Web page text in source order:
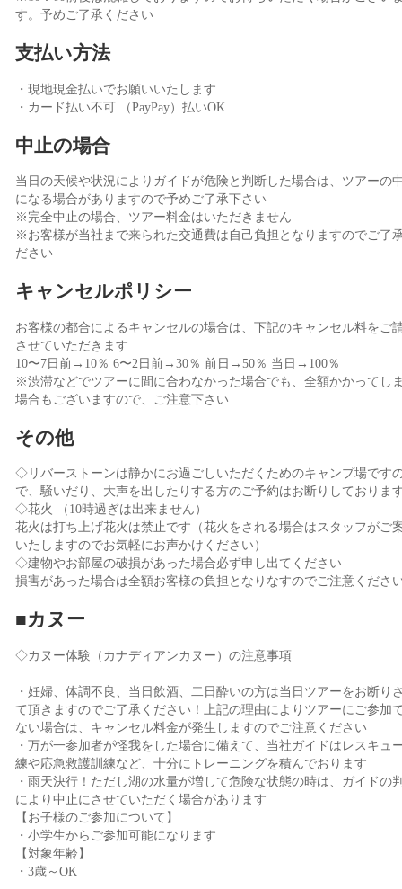
す。予めご了承ください
支払い方法
・現地現金払いでお願いいたします
・カード払い不可 （PayPay）払いOK
中止の場合
当日の天候や状況によりガイドが危険と判断した場合は、ツアーの
になる場合がありますので予めご了承下さい
※完全中止の場合、ツアー料金はいただきません
※お客様が当社まで来られた交通費は自己負担となりますのでご了
ださい
キャンセルポリシー
お客様の都合によるキャンセルの場合は、下記のキャンセル料をご
させていただきます
10〜7日前→10％ 6〜2日前→30％ 前日→50％ 当日→100％
※渋滞などでツアーに間に合わなかった場合でも、全額かかってし
場合もございますので、ご注意下さい
その他
◇リバーストーンは静かにお過ごしいただくためのキャンプ場です
で、騒いだり、大声を出したりする方のご予約はお断りしておりま
◇花火 （10時過ぎは出来ません）
花火は打ち上げ花火は禁止です（花火をされる場合はスタッフがご
いたしますのでお気軽にお声かけください）
◇建物やお部屋の破損があった場合必ず申し出てください
損害があった場合は全額お客様の負担となりなすのでご注意くださ
■カヌー
◇カヌー体験（カナディアンカヌー）の注意事項
・妊婦、体調不良、当日飲酒、二日酔いの方は当日ツアーをお断り
て頂きますのでご了承ください！上記の理由によりツアーにご参加
ない場合は、キャンセル料金が発生しますのでご注意ください
・万が一参加者が怪我をした場合に備えて、当社ガイドはレスキュ
練や応急救護訓練など、十分にトレーニングを積んでおります
・雨天決行！ただし湖の水量が増して危険な状態の時は、ガイドの
により中止にさせていただく場合があります
【お子様のご参加について】
・小学生からご参加可能になります
【対象年齢】
・3歳～OK